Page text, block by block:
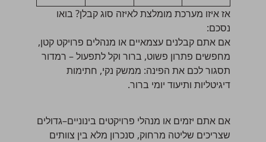
אז איזו מערכת מומלצת לאיזה סוג קבלן? בואו
נסכם:
אם אתם קבלנים עצמאיים או מנהלים פרויקט קטן,
מחפשים פתרון פשוט, ברור וקל לתפעול – רמדור
תסגור לכם את הפינה: ממשק נקי, חתימות
דיגיטליות ותיעוד יומי ברור.
אם אתם יזמים או מנהלי פרויקטים בינוניים–גדולים
שצריכים שליטה מרחוק, סנכרון מלא בין צוותים